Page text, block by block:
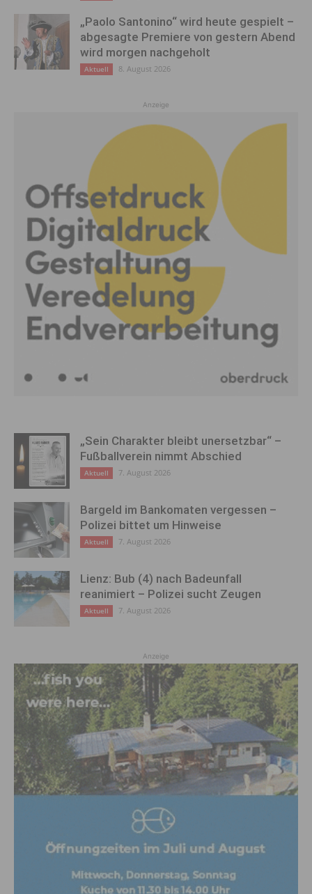
„Paolo Santonino“ wird heute gespielt –
abgesagte Premiere von gestern Abend
wird morgen nachgeholt
Aktuell 8. August 2026
Anzeige
„Sein Charakter bleibt unersetzbar“ –
Fußballverein nimmt Abschied
Aktuell 7. August 2026
Bargeld im Bankomaten vergessen –
Polizei bittet um Hinweise
Aktuell 7. August 2026
Lienz: Bub (4) nach Badeunfall
reanimiert – Polizei sucht Zeugen
Aktuell 7. August 2026
Anzeige